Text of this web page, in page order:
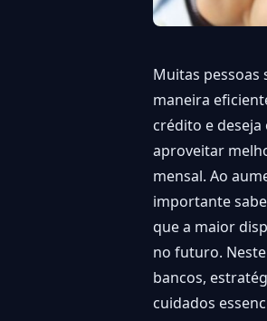
Muitas pessoas
maneira
crédito e
aproveitar
mensal. Ao
importante
que a maior
no futuro.
bancos,
cuidados